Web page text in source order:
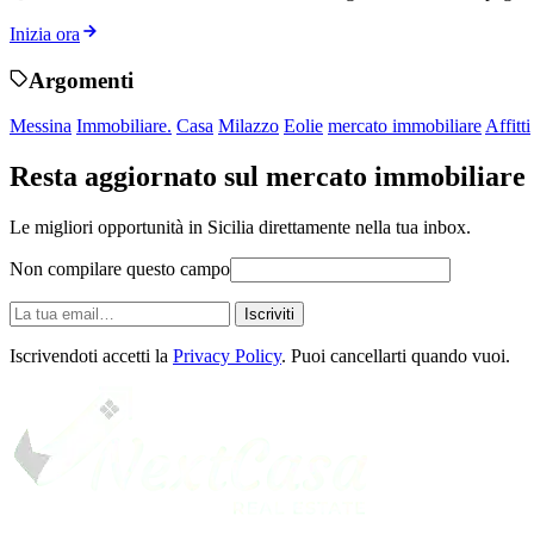
Inizia ora
Argomenti
Messina Immobiliare. Casa Milazzo Eolie mercato immobiliareAffitti
Resta aggiornato sul mercato immobiliare
Le migliori opportunità in Sicilia direttamente nella tua inbox.
Non compilare questo campo
La
tua
email
Iscriviti
Iscrivendoti accetti la Privacy Policy. Puoi cancellarti quando vuoi.